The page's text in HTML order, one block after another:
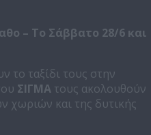
– Το Σάββατο 28/6 και
το ταξίδι τους στην
ΣΙΓΜΑ τους ακολουθούν
χωριών και της δυτικής